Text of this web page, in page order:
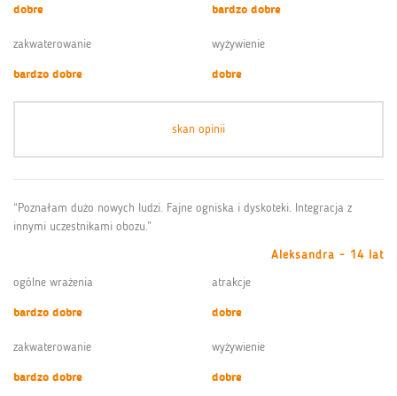
dobre
bardzo dobre
zakwaterowanie
bardzo dobre
wyżywienie
dobre
skan opinii
“Poznałam dużo nowych ludzi. Fajne ogniska i dyskoteki. Integracja z
innymi uczestnikami obozu.”
Aleksandra - 14 lat
ogólne wrażenia
bardzo dobre
atrakcje
dobre
zakwaterowanie
bardzo dobre
wyżywienie
dobre